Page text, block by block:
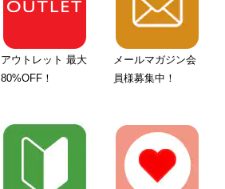
アウトレット 最大
80%OFF！
メールマガジン会
員様募集中！